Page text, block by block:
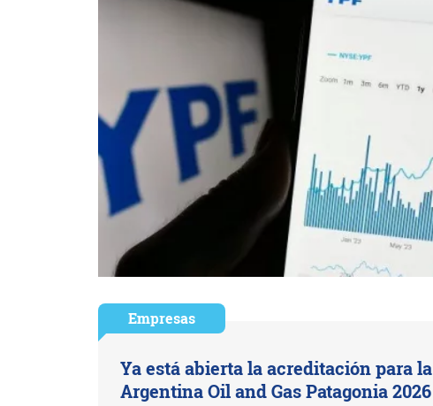
Empresas
Ya está abierta la acreditación para la
Argentina Oil and Gas Patagonia 2026